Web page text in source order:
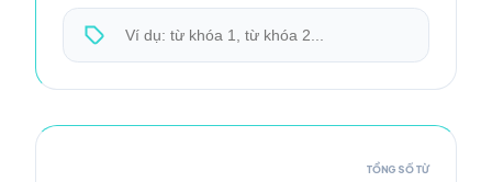
TỔNG SỐ TỪ